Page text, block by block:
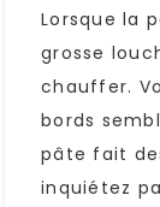
Lorsque la
grosse
chauffer.
bords
pâte fait
inquiétez